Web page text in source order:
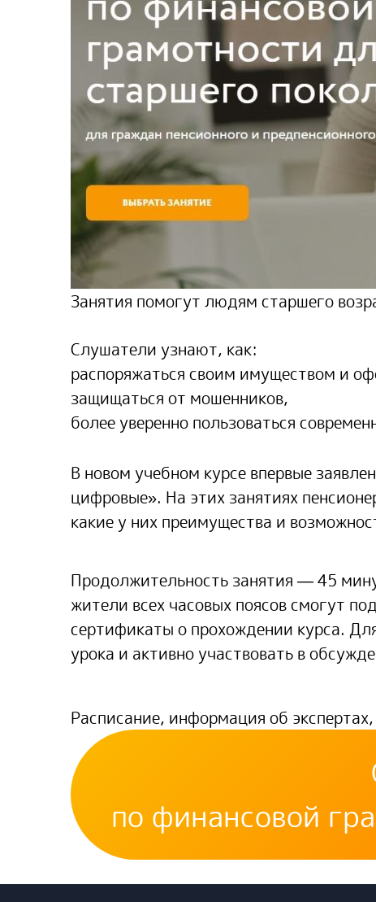
Занятия помогут людям старшего
Слушатели узнают, как:
распоряжаться своим имуществом и
защищаться от мошенников,
более уверенно пользоваться
В новом учебном курсе впервые
цифровые». На этих занятиях
какие у них преимущества и
Продолжительность занятия — 45
жители всех часовых поясов смогут
сертификаты о прохождении курса.
урока и активно участвовать в
Расписание, информация об
по финансовой